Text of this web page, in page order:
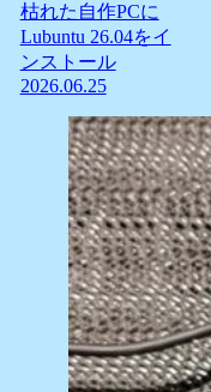
枯れた自作PCに
Lubuntu 26.04をイ
ンストール
2026.06.25